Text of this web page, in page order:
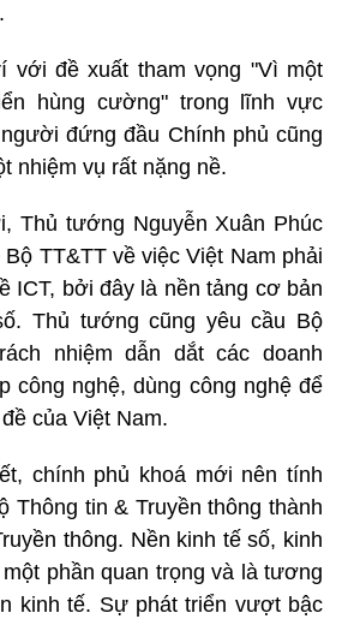
với đề xuất tham vọng "Vì một
hùng cường" trong lĩnh vực
đứng đầu Chính phủ cũng
nhiệm vụ rất nặng nề.
Thủ tướng Nguyễn Xuân Phúc
TT&TT về việc Việt Nam phải
ICT, bởi đây là nền tảng cơ bản
Thủ tướng cũng yêu cầu Bộ
nhiệm dẫn dắt các doanh
công nghệ, dùng công nghệ để
của Việt Nam.
chính phủ khoá mới nên tính
Thông tin & Truyền thông thành
thông. Nền kinh tế số, kinh
phần quan trọng và là tương
kinh tế. Sự phát triển vượt bậc